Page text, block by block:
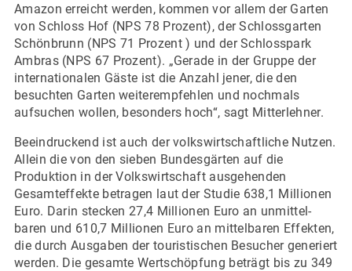
Amazon erreicht werden, kommen vor allem der Garten
von Schloss Hof (NPS 78 Prozent), der Schlossgarten
Schönbrunn (NPS 71 Prozent ) und der Schlosspark
Ambras (NPS 67 Prozent). „Gerade in der Gruppe der
internationalen Gäste ist die Anzahl jener, die den
besuchten Garten weiterempfehlen und nochmals
aufsuchen wollen, besonders hoch“, sagt Mitterlehner.
Beeindruckend ist auch der volkswirtschaftliche Nutzen.
Allein die von den sieben Bundesgärten auf die
Produktion in der Volkswirtschaft aus­­gehenden
Gesamteffekte betragen laut der Studie 638,1 Millionen
Euro. Darin stecken 27,4 Millionen Euro an un­­mittel­
baren und 610,7 Millionen Euro an mittelbaren Effekten,
die durch Ausgaben der touristischen Besucher generiert
werden. Die gesamte Wertschöpfung beträgt bis zu 349